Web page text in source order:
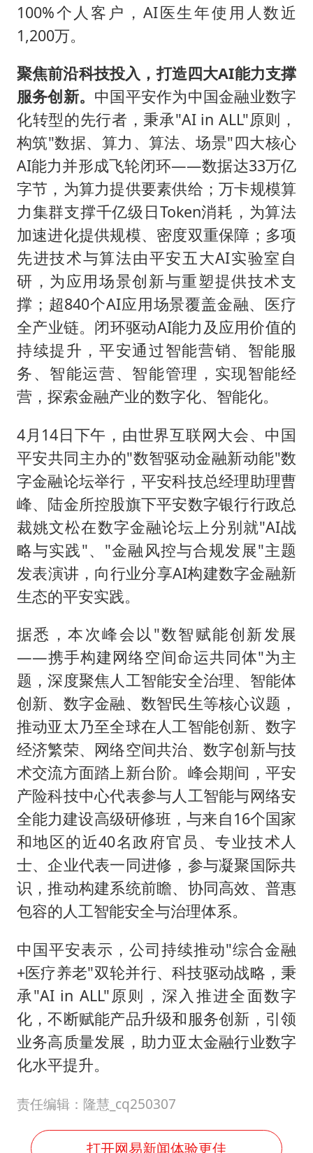
100%个人客户，AI医生年使用人数近
1,200万。
聚焦前沿科技投入，打造四大AI能力支撑
服务创新。 中国平安作为中国金融业数字
化转型的先行者，秉承"AI in ALL"原则，
构筑"数据、算力、算法、场景"四大核心
AI能力并形成飞轮闭环——数据达33万亿
字节，为算力提供要素供给；万卡规模算
力集群支撑千亿级日Token消耗，为算法
加速进化提供规模、密度双重保障；多项
先进技术与算法由平安五大AI实验室自
研，为应用场景创新与重塑提供技术支
撑；超840个AI应用场景覆盖金融、医疗
全产业链。闭环驱动AI能力及应用价值的
持续提升，平安通过智能营销、智能服
务、智能运营、智能管理，实现智能经
营，探索金融产业的数字化、智能化。
4月14日下午，由世界互联网大会、中国
平安共同主办的"数智驱动金融新动能"数
字金融论坛举行，平安科技总经理助理曹
峰、陆金所控股旗下平安数字银行行政总
裁姚文松在数字金融论坛上分别就"AI战
略与实践"、"金融风控与合规发展"主题
发表演讲，向行业分享AI构建数字金融新
生态的平安实践。
据悉，本次峰会以"数智赋能创新发展
——携手构建网络空间命运共同体"为主
题，深度聚焦人工智能安全治理、智能体
创新、数字金融、数智民生等核心议题，
推动亚太乃至全球在人工智能创新、数字
经济繁荣、网络空间共治、数字创新与技
术交流方面踏上新台阶。峰会期间，平安
产险科技中心代表参与人工智能与网络安
全能力建设高级研修班，与来自16个国家
和地区的近40名政府官员、专业技术人
士、企业代表一同进修，参与凝聚国际共
识，推动构建系统前瞻、协同高效、普惠
包容的人工智能安全与治理体系。
中国平安表示，公司持续推动"综合金融
+医疗养老"双轮并行、科技驱动战略，秉
承"AI in ALL"原则，深入推进全面数字
化，不断赋能产品升级和服务创新，引领
业务高质量发展，助力亚太金融行业数字
化水平提升。
责任编辑：隆慧_cq250307
打开网易新闻体验更佳